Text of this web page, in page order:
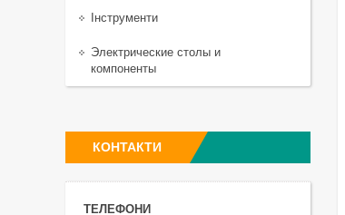
Інструменти
Электрические столы и
компоненты
КОНТАКТИ